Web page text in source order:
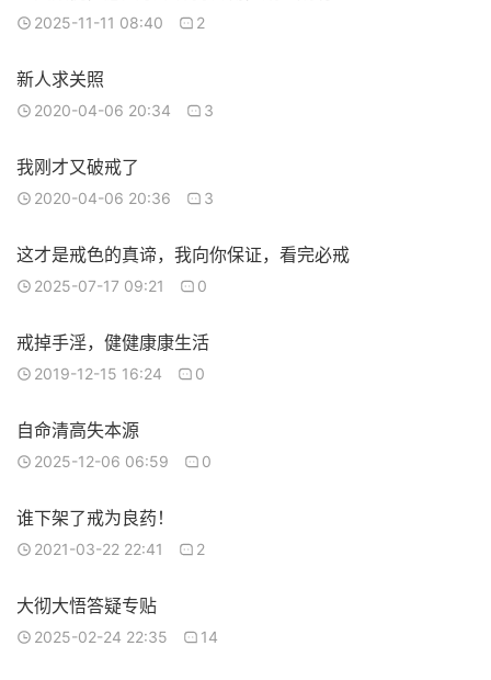
2025-11-11 08:40 2
新人求关照
2020-04-06 20:34 3
我刚才又破戒了
2020-04-06 20:36 3
这才是戒色的真谛，我向你保证，看完必戒
2025-07-17 09:21 0
戒掉手淫，健健康康生活
2019-12-15 16:24 0
自命清高失本源
2025-12-06 06:59 0
谁下架了戒为良药！
2021-03-22 22:41 2
大彻大悟答疑专贴
2025-02-24 22:35 14